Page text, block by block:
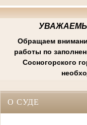
Обращаем
работы по
Сосногорского
О СУДЕ